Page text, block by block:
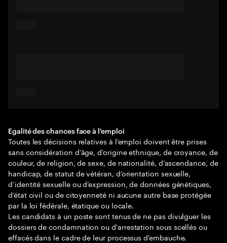
Egalité des chances face à l'emploi
Toutes les décisions relatives à l’emploi doivent être prises
sans considération d’âge, d'origine ethnique, de croyance, de
couleur, de religion, de sexe, de nationalité, d’ascendance, de
handicap, de statut de vétéran, d’orientation sexuelle,
d’identité sexuelle ou d’expression, de données génétiques,
d’état civil ou de citoyenneté ni aucune autre base protégée
par la loi fédérale, étatique ou locale.
Les candidats à un poste sont tenus de ne pas divulguer les
dossiers de condamnation ou d'arrestation sous scellés ou
effacés dans le cadre de leur processus d'embauche.